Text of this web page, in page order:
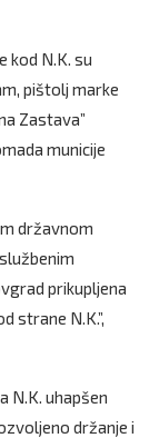
kod N.K. su
pištolj marke
Zastava”
municije
državnom
prikupljena
strane N.K.”,
N.K. uhapšen
držanje i